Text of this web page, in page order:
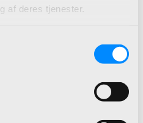
af deres tjenester.